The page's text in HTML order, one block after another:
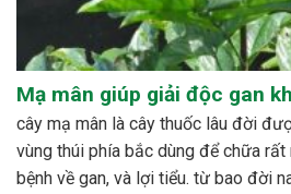
Mạ mân giúp giải độc gan
cây mạ mân là cây thuốc lâu đời
vùng thúi phía bắc dùng để chữa rất
bệnh về gan, và lợi tiểu. từ bao đời